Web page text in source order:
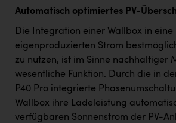
Automatisch optimiertes PV-
Die Integration einer Wallbox in eine
eigenproduzierten Strom
zu nutzen, ist im Sinne nachhaltiger
wesentliche Funktion. Durch die in
P40 Pro integrierte
Wallbox ihre Ladeleistung
verfügbaren Sonnenstrom der PV-